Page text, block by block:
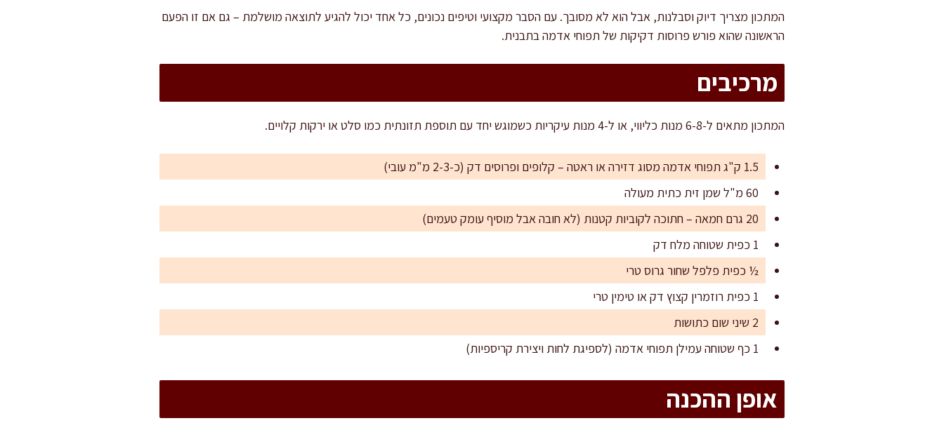
המתכון מצריך דיוק וסבלנות, אבל הוא לא מסובך. עם הסבר מקצועי וטיפים נכונים, כל אחד יכול להגיע לתוצאה מושלמת – גם אם זו הפעם
הראשונה שהוא פורש פרוסות דקיקות של תפוחי אדמה בתבנית.
מרכיבים
המתכון מתאים ל-6-8 מנות כליווי, או ל-4 מנות עיקריות כשמוגש יחד עם תוספת תזונתית כמו סלט או ירקות קלויים.
1.5 ק"ג תפוחי אדמה מסוג דזירה או ראטה – קלופים ופרוסים דק (כ-2-3 מ"מ עובי)
60 מ"ל שמן זית כתית מעולה
20 גרם חמאה – חתוכה לקוביות קטנות (לא חובה אבל מוסיף עומק טעמים)
1 כפית שטוחה מלח דק
½ כפית פלפל שחור גרוס טרי
1 כפית רוזמרין קצוץ דק או טימין טרי
2 שיני שום כתושות
1 כף שטוחה עמילן תפוחי אדמה (לספיגת לחות ויצירת קריספיות)
אופן ההכנה